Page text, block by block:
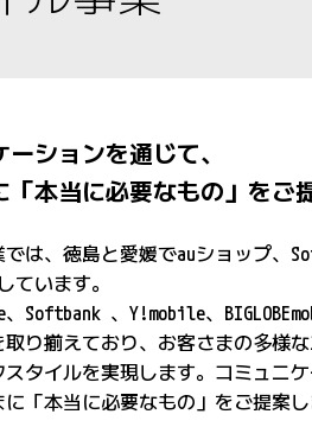
ションを通じて、
「本当に必要なもの」をご
では、徳島と愛媛でauショップ、
ています。
、Softbank 、Y!mobile、
取り揃えており、お客さまの多様
タイルを実現します。コミュニ
「本当に必要なもの」をご提案し